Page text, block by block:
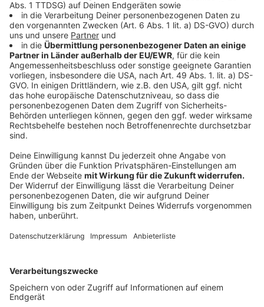
Sensibilisierung für das Thema „Sexueller
Missbrauch von Kindern und Kinderpornografie“
nutzt und die neben dem Jugendamt
bestehenden Hilfeangebote stärker miteinander
vernetzt und ihren Bekanntheitsgrad erhöht. Es
muss in Nordrhein-Westfalen eine unabhängige
Stelle geben, an die sich jeder Bürger auch
anonym bei einem Verdacht auf sexuellen
Missbrauch wenden kann.
Stunden erreichbaren Ansprechpartner, der im
Vorfeld, ohne die Polizei einzuschalten,
Verdachtsfälle prüft.
Kinderschutz muss auch unserer Meinung nach
Priorität vor dem Elternrecht, vor Datenschutz
und grenzenlos pädagogischen Optimismus haben.
Dafür wird die Ärztekammer Westfalen-Lippe
Pflichtfortbildungen zum Thema
Kindeswohlgefährdung und Kindesmisshandlung